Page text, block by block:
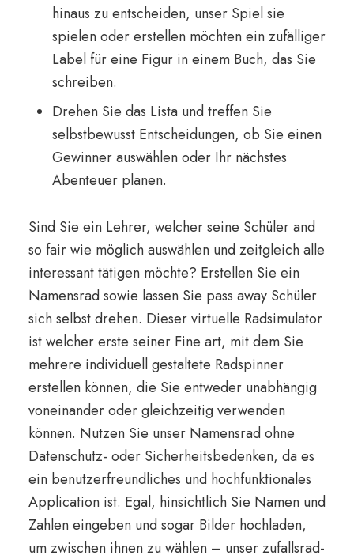
hinaus zu entscheiden, unser Spiel sie
spielen oder erstellen möchten ein zufälliger
Label für eine Figur in einem Buch, das Sie
schreiben.
Drehen Sie das Lista und treffen Sie
selbstbewusst Entscheidungen, ob Sie einen
Gewinner auswählen oder Ihr nächstes
Abenteuer planen.
Sind Sie ein Lehrer, welcher seine Schüler and
so fair wie möglich auswählen und zeitgleich alle
interessant tätigen möchte? Erstellen Sie ein
Namensrad sowie lassen Sie pass away Schüler
sich selbst drehen. Dieser virtuelle Radsimulator
ist welcher erste seiner Fine art, mit dem Sie
mehrere individuell gestaltete Radspinner
erstellen können, die Sie entweder unabhängig
voneinander oder gleichzeitig verwenden
können. Nutzen Sie unser Namensrad ohne
Datenschutz- oder Sicherheitsbedenken, da es
ein benutzerfreundliches und hochfunktionales
Application ist. Egal, hinsichtlich Sie Namen und
Zahlen eingeben und sogar Bilder hochladen,
um zwischen ihnen zu wählen – unser zufallsrad-